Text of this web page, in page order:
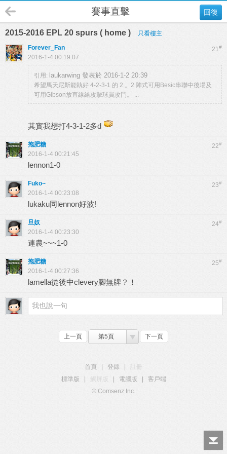
回復
賽事直擊
2015-2016 EPL 20 spurs ( home ) 只看樓主
21#
Forever_Fan
2016-1-4 00:19:07
引用: laukarwing 發表於 2016-1-2 20:39
希望馬天尼斯能執好 4-2-3-1 的 2 。2 陣式可用Besic串聯中後場及
可用Gibson放直線給攻擊球員攻門。 ...
其實我想打4-3-1-2多d
22#
拖肥糖
2016-1-4 00:21:45
lennon1-0
23#
Fuko~
2016-1-4 00:23:08
lukaku同lennon好波!
24#
旦奴
2016-1-4 00:23:30
連農~~~1-0
25#
拖肥糖
2016-1-4 00:27:36
lamella從後中clevery腳無牌？！
上一頁 第5頁 下一頁
首頁 登錄
標準版
觸屏版 電腦版
客戶端
© Comsenz Inc.